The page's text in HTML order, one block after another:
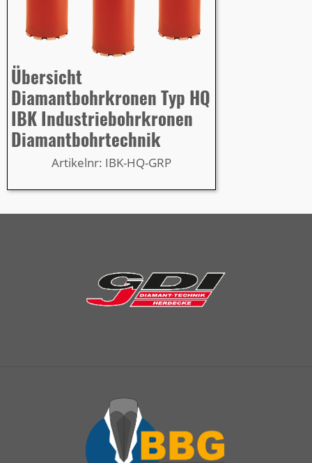
Übersicht
Diamantbohrkronen Typ HQ
IBK Industriebohrkronen
Diamantbohrtechnik
Artikelnr: IBK-HQ-GRP